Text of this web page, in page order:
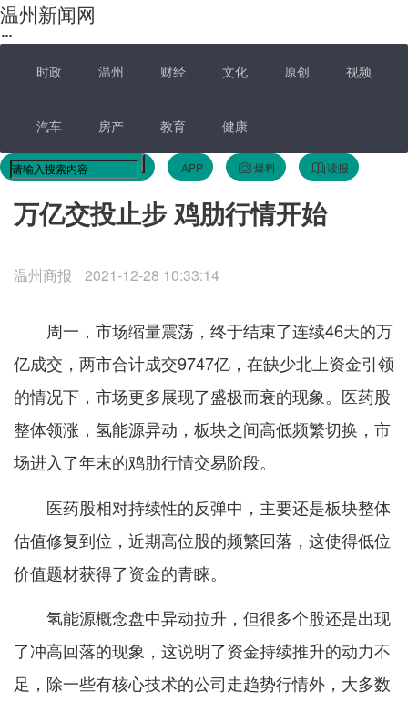
温州新闻网
时政 温州 财经 文化 原创 视频
汽车 房产 教育 健康
APP 爆料 读报
万亿交投止步 鸡肋行情开始
温州商报 2021-12-28 10:33:14
周一，市场缩量震荡，终于结束了连续46天的万
亿成交，两市合计成交9747亿，在缺少北上资金引领
的情况下，市场更多展现了盛极而衰的现象。医药股
整体领涨，氢能源异动，板块之间高低频繁切换，市
场进入了年末的鸡肋行情交易阶段。
医药股相对持续性的反弹中，主要还是板块整体
估值修复到位，近期高位股的频繁回落，这使得低位
价值题材获得了资金的青睐。
氢能源概念盘中异动拉升，但很多个股还是出现
了冲高回落的现象，这说明了资金持续推升的动力不
足，除一些有核心技术的公司走趋势行情外，大多数